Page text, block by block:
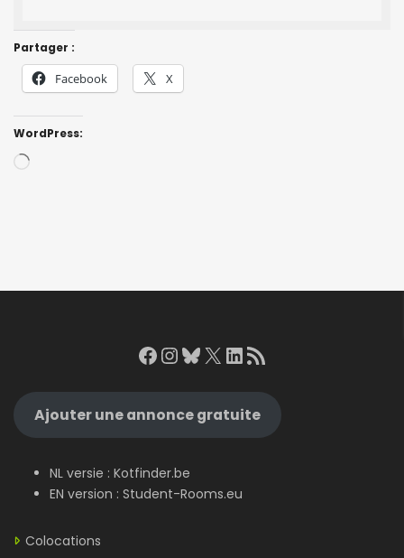
Partager :
Facebook X
WordPress:
Loading…
Facebook
Instagram
Bluesky
X LinkedIn
RSS Feed
Ajouter une annonce gratuite
NL versie : Kotfinder.be
EN version : Student-Rooms.eu
Colocations